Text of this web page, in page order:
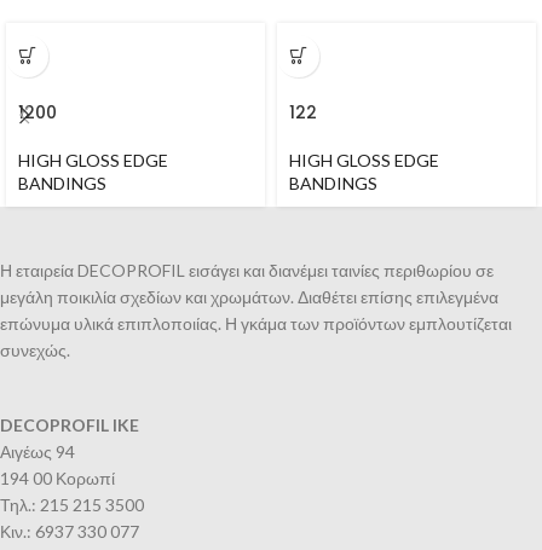
1200
HIGH GLOSS EDGE
BANDINGS
122
HIGH GLOSS EDGE
BANDINGS
Η εταιρεία DECOPROFIL εισάγει και διανέμει ταινίες περιθωρίου σε
μεγάλη ποικιλία σχεδίων και χρωμάτων. Διαθέτει επίσης επιλεγμένα
επώνυμα υλικά επιπλοποιίας. Η γκάμα των προϊόντων εμπλουτίζεται
συνεχώς.
DECOPROFIL IKE
Αιγέως 94
194 00 Κορωπί
Τηλ.: 215 215 3500
Κιν.: 6937 330 077